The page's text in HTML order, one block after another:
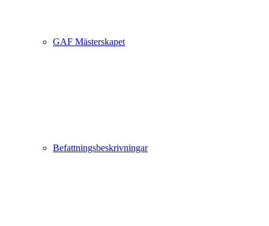
GAF Mästerskapet
Befattningsbeskrivningar